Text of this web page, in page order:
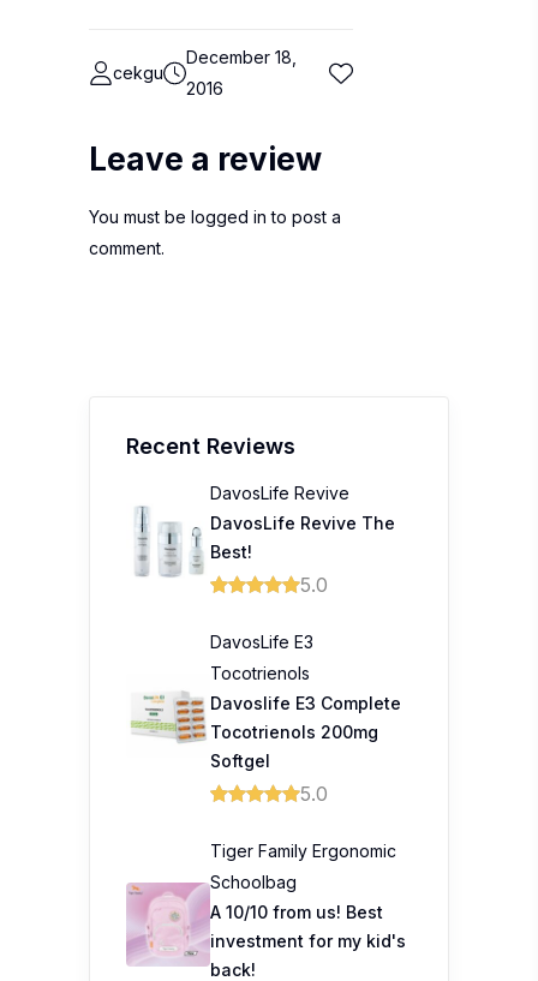
cekgu
December 18,
2016
Leave a review
You must be logged in to post a
comment.
Recent Reviews
DavosLife Revive
DavosLife Revive The
Best!
5.0
DavosLife E3
Tocotrienols
Davoslife E3 Complete
Tocotrienols 200mg
Softgel
5.0
Tiger Family Ergonomic
Schoolbag
A 10/10 from us! Best
investment for my kid's
back!